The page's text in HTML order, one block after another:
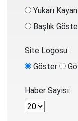
Yukarı
Başlık
Site Logosu:
Göster
Haber Sayısı: